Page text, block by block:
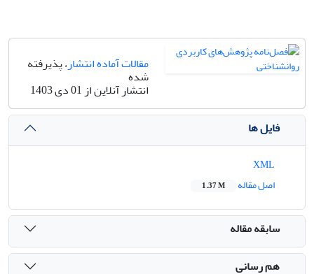
مقالات آماده انتشار، پذیرفته
شده
انتشار آنلاین از 01 دی 1403
فایل ها
اصل مقاله
1.37 M
سابقه مقاله
هم رسانی